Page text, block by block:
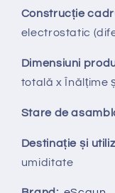
Construcție
electrostatic
Dimensiuni
totală x Înălțime
Stare de
Destinație și
umiditate